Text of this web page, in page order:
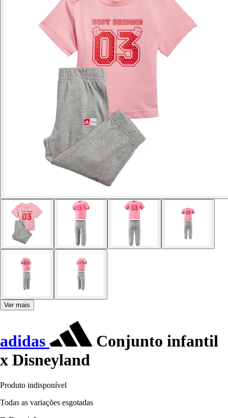
Ver mais
adidas
Conjunto infantil
x Disneyland
Produto indisponível
Todas as variações esgotadas